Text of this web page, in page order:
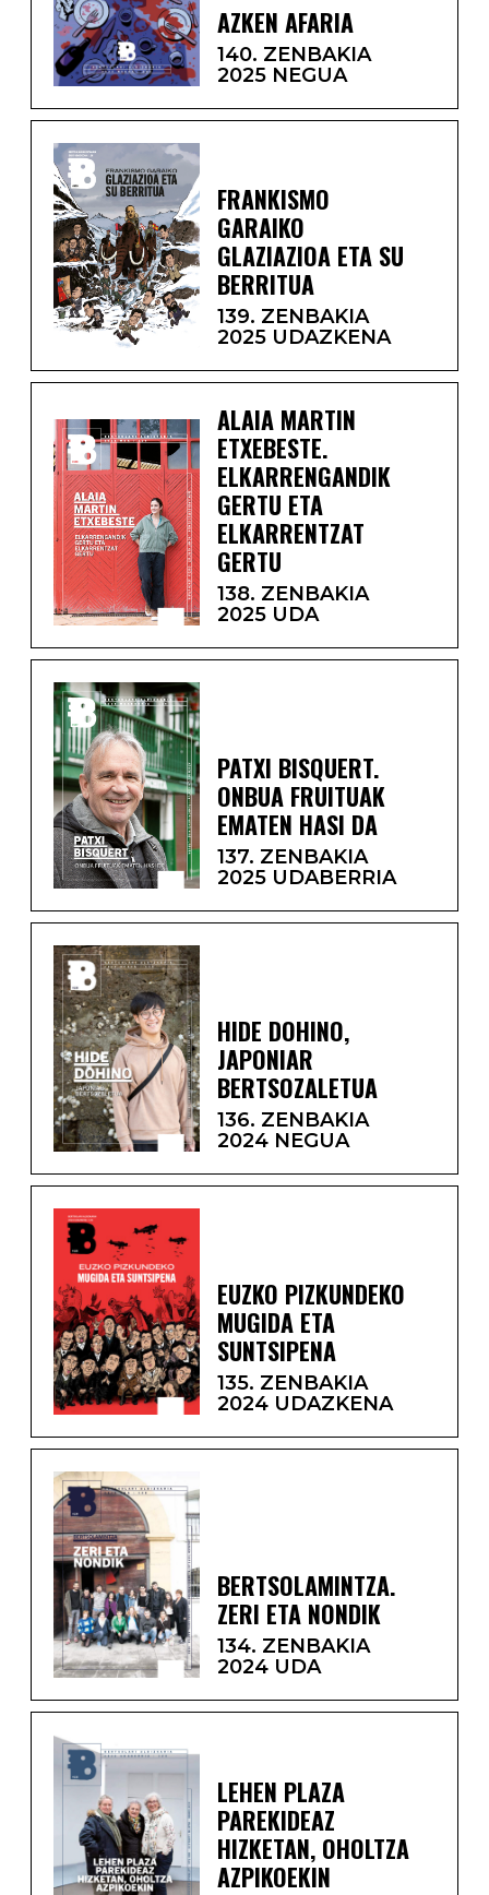
AZKEN AFARIA
140. ZENBAKIA
2025 NEGUA
FRANKISMO
GARAIKO
GLAZIAZIOA ETA SU
BERRITUA
139. ZENBAKIA
2025 UDAZKENA
ALAIA MARTIN
ETXEBESTE.
ELKARRENGANDIK
GERTU ETA
ELKARRENTZAT
GERTU
138. ZENBAKIA
2025 UDA
PATXI BISQUERT.
ONBUA FRUITUAK
EMATEN HASI DA
137. ZENBAKIA
2025 UDABERRIA
HIDE DOHINO,
JAPONIAR
BERTSOZALETUA
136. ZENBAKIA
2024 NEGUA
EUZKO PIZKUNDEKO
MUGIDA ETA
SUNTSIPENA
135. ZENBAKIA
2024 UDAZKENA
BERTSOLAMINTZA.
ZERI ETA NONDIK
134. ZENBAKIA
2024 UDA
LEHEN PLAZA
PAREKIDEAZ
HIZKETAN, OHOLTZA
AZPIKOEKIN